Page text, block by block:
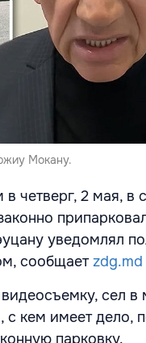
Мокану.
четверг, 2 мая, в
уведомлял
сообщаетzdg.md
сел
кем имеет дело,
парковку.